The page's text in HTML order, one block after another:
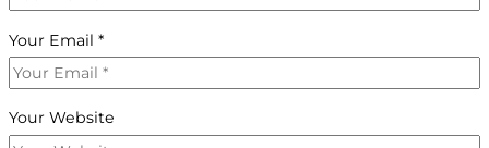
Your Email *
Your Website